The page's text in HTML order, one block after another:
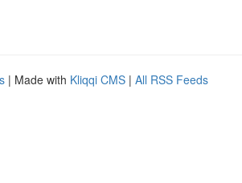
| Made with Kliqqi CMS | All RSS Feeds